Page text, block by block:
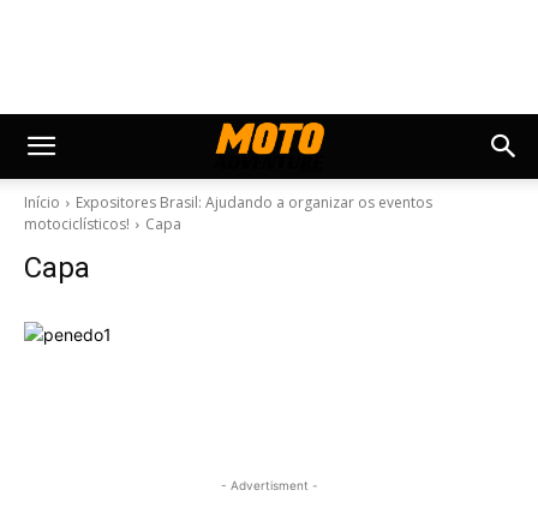
Início
Expositores Brasil: Ajudando a organizar os eventos
motociclísticos!
Capa
Capa
- Advertisment -